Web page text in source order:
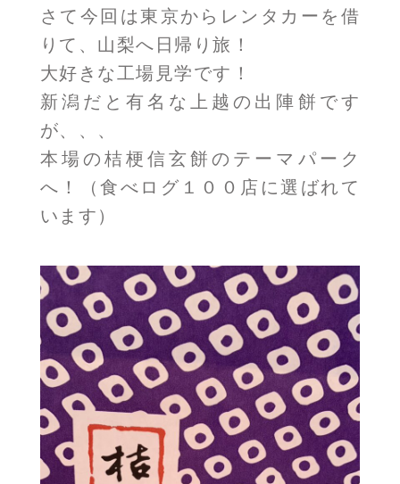
さて今回は東京からレンタカーを借
りて、山梨へ日帰り旅！
大好きな工場見学です！
新潟だと有名な上越の出陣餅です
が、、、
本場の桔梗信玄餅のテーマパーク
へ！（食べログ１００店に選ばれて
います）